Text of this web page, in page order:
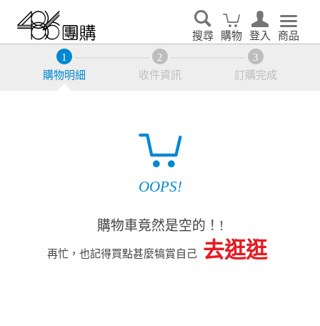
搜尋 購物 登入 商品
購物明細 收件資訊 訂購完成
OOPS!
購物車竟然是空的！!
再忙，也記得買點甚麼犒賞自己 去逛逛